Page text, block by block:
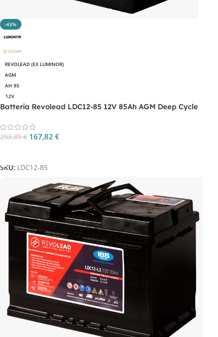
-43%
REVOLEAD (EX LUMINOR)
AGM
AH 85
12V
Batteria Revolead LDC12-85 12V 85Ah AGM Deep Cycle
293,89€ 167,82 €
SKU: LDC12-85